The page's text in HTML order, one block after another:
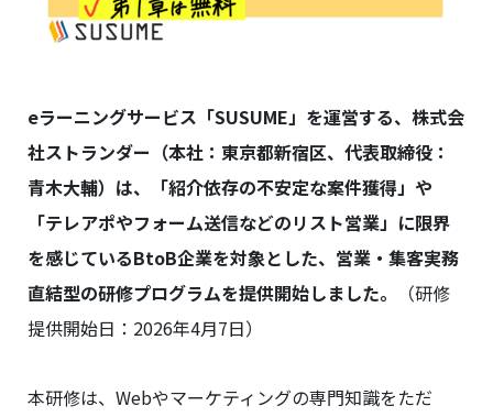
eラーニングサービス「SUSUME」を運営する、株式会
社ストランダー（本社：東京都新宿区、代表取締役：
青木大輔）は、「紹介依存の不安定な案件獲得」や
「テレアポやフォーム送信などのリスト営業」に限界
を感じているBtoB企業を対象とした、営業・集客実務
直結型の研修プログラムを提供開始しました。
（研修
提供開始日：2026年4月7日）
本研修は、Webやマーケティングの専門知識をただ